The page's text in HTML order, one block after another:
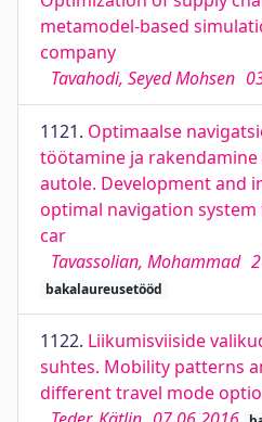
metamodel-based
company
Tavahodi, Seyed Mohsen
1121. Optimaalse
töötamine ja
autole. Development and
optimal navigation
car
Tavassolian, Mohammad
bakalaureusetööd
1122. Liikumisviiside
suhtes. Mobility patterns
different travel mode